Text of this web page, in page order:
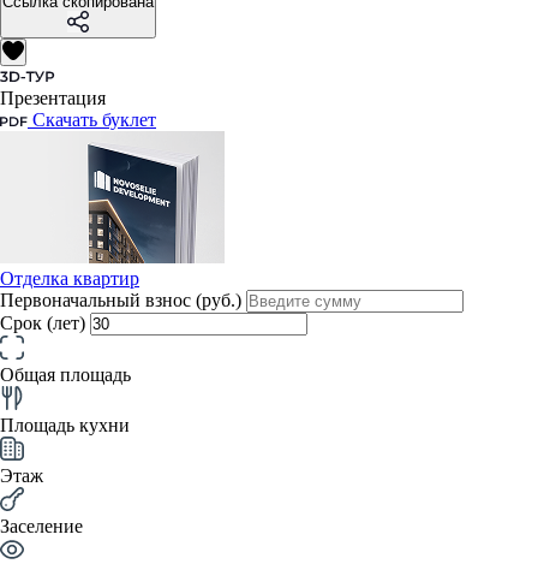
Презентация
Скачать буклет
Отделка квартир
Первоначальный взнос (руб.)
Срок (лет)
Общая площадь
Площадь кухни
Этаж
Заселение